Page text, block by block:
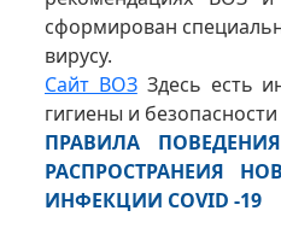
сформирован
вирусу.
Сайт ВОЗЗдесь есть
гигиены и безопасности
ПРАВИЛА
РАСПРОСТРАНЕИЯ
ИНФЕКЦИИ COVID -19